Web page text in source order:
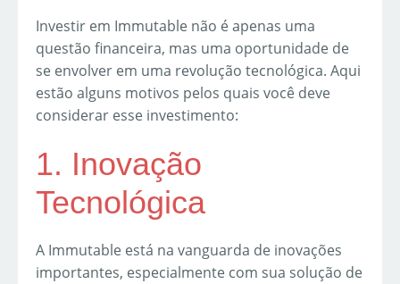
Investir em Immutable não é apenas uma
questão financeira, mas uma oportunidade de
se envolver em uma revolução tecnológica. Aqui
estão alguns motivos pelos quais você deve
considerar esse investimento:
1. Inovação
Tecnológica
A Immutable está na vanguarda de inovações
importantes, especialmente com sua solução de